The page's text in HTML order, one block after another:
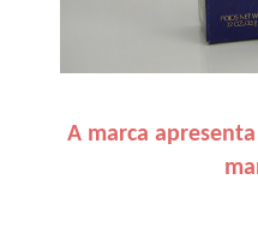
A marca